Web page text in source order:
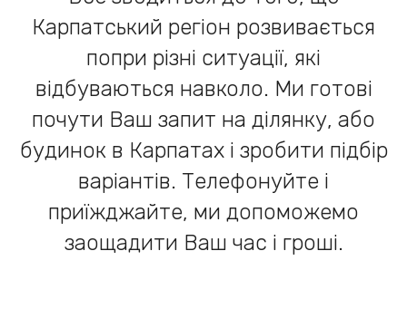
Карпатський регіон розвивається
попри різні ситуації, які
відбуваються навколо. Ми готові
почути Ваш запит на ділянку, або
будинок в Карпатах і зробити підбір
варіантів. Телефонуйте і
приїжджайте, ми допоможемо
заощадити Ваш час і гроші.